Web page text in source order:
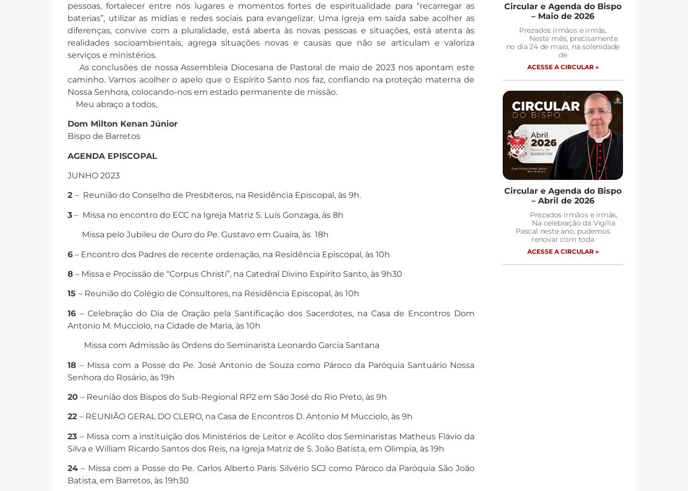
pessoas, fortalecer entre nós lugares e momentos fortes de espiritualidade para “recarregar as
baterias”, utilizar as mídias e redes sociais para evangelizar. Uma Igreja em saída sabe acolher as
diferenças, convive com a pluralidade, está aberta às novas pessoas e situações, está atenta às
realidades socioambientais, agrega situações novas e causas que não se articulam e valoriza
serviços e ministérios.
As conclusões de nossa Assembleia Diocesana de Pastoral de maio de 2023 nos apontam este
caminho. Vamos acolher o apelo que o Espírito Santo nos faz, confiando na proteção materna de
Nossa Senhora, colocando-nos em estado permanente de missão.
Meu abraço a todos,
Dom Milton Kenan Júnior
Bispo de Barretos
AGENDA EPISCOPAL
JUNHO 2023
2 – Reunião do Conselho de Presbíteros, na Residência Episcopal, às 9h.
3 – Missa no encontro do ECC na Igreja Matriz S. Luís Gonzaga, às 8h
Missa pelo Jubileu de Ouro do Pe. Gustavo em Guaíra, às 18h
6 – Encontro dos Padres de recente ordenação, na Residência Episcopal, às 10h
8 – Missa e Procissão de “Corpus Christi”, na Catedral Divino Espírito Santo, às 9h30
15 – Reunião do Colégio de Consultores, na Residência Episcopal, às 10h
16 – Celebração do Dia de Oração pela Santificação dos Sacerdotes, na Casa de Encontros Dom
Antonio M. Mucciolo, na Cidade de Maria, às 10h
Missa com Admissão às Ordens do Seminarista Leonardo Garcia Santana
18 – Missa com a Posse do Pe. José Antonio de Souza como Pároco da Paróquia Santuário Nossa
Senhora do Rosário, às 19h
20 – Reunião dos Bispos do Sub-Regional RP2 em São José do Rio Preto, às 9h
22 – REUNIÃO GERAL DO CLERO, na Casa de Encontros D. Antonio M Mucciolo, às 9h
23 – Missa com a instituição dos Ministérios de Leitor e Acólito dos Seminaristas Matheus Flávio da
Silva e William Ricardo Santos dos Reis, na Igreja Matriz de S. João Batista, em Olimpia, às 19h
24– Missa com a Posse do Pe. Carlos Alberto Paris Silvério SCJ como Pároco da Paróquia São João
Batista, em Barretos, às 19h30
Circular e Agenda do Bispo
– Maio de 2026
Prezados irmãos e irmãs,
Neste mês, precisamente
no dia 24 de maio, na solenidade
de
ACESSE A CIRCULAR »
Circular e Agenda do Bispo
– Abril de 2026
Prezados irmãos e irmãs,
Na celebração da Vigília
Pascal neste ano, pudemos
renovar com toda
ACESSE A CIRCULAR »